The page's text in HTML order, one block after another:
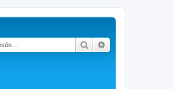
Keresés